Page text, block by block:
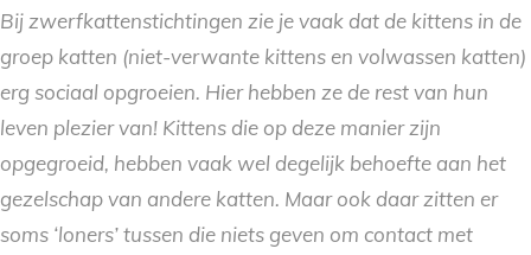
Bij zwerfkattenstichtingen zie je vaak dat de kittens in de
groep katten (niet-verwante kittens en volwassen katten)
erg sociaal opgroeien. Hier hebben ze de rest van hun
leven plezier van! Kittens die op deze manier zijn
opgegroeid, hebben vaak wel degelijk behoefte aan het
gezelschap van andere katten. Maar ook daar zitten er
soms ‘loners’ tussen die niets geven om contact met